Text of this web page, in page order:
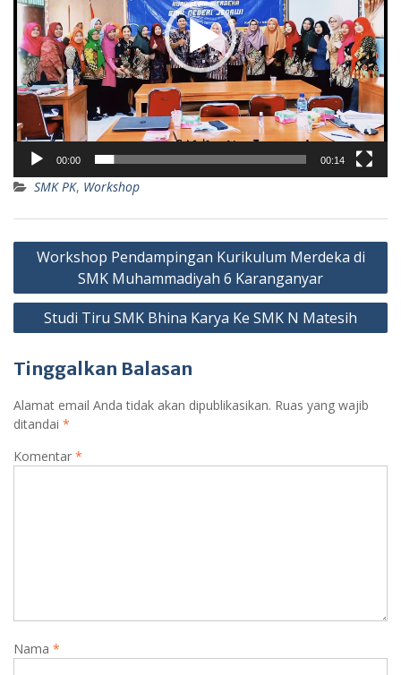
00:00 00:14
SMK PK, Workshop
Navigasi
Workshop Pendampingan Kurikulum Merdeka di
SMK Muhammadiyah 6 Karanganyar
Studi Tiru SMK Bhina Karya Ke SMK N Matesih
Tinggalkan Balasan
Alamat email Anda tidak akan dipublikasikan. Ruas yang wajib
ditandai *
Komentar *
Nama *